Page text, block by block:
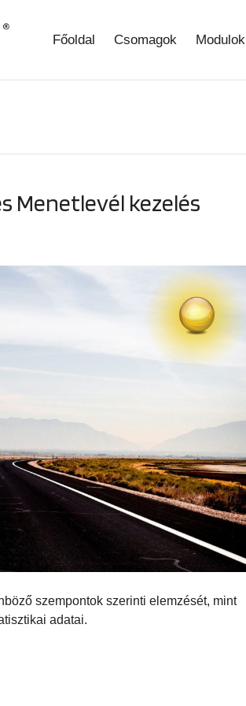
Főoldal Csomagok Modulok
Menetlevél kezelés
szempontok szerinti elemzését, mint
adatai.